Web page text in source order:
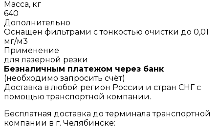
Масса, кг
640
Дополнительно
Оснащен фильтрами с тонкостью очистки до 0,01
мг/м3
Применение
для лазерной резки
Безналичным платежом через банк
(необходимо запросить счёт)
Доставка в любой регион России и стран СНГ с
помощью транспортной компании.
Бесплатная доставка до терминала транспортной
компании в г. Челябинске: